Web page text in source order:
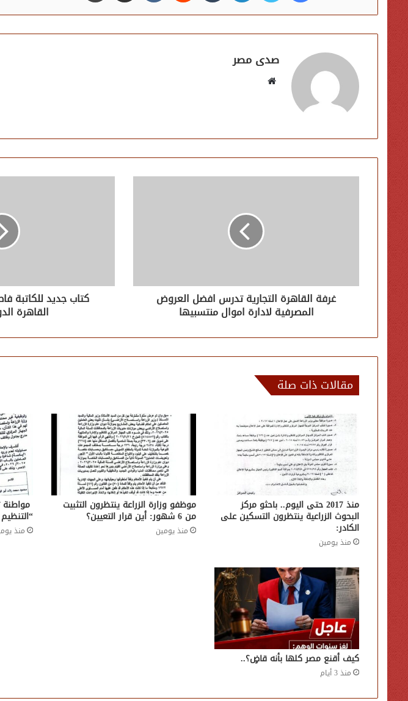
صدى مصر
موقع
غرفة القاهرة التجارية تدرس افضل العروض
المصرفية لادارة اموال منتسبيها
كتاب جديد للكاتبة
القاهرة
مقالات ذات صلة
منذ 2017 حتى اليوم.. باحثو مركز
البحوث الزراعية ينتظرون التسكين على
الكادر:
منذ يومين
موظفو وزارة الزراعة ينتظرون التثبيت
من 6 شهور: أين قرار التعيين؟
منذ يومين
مواطنة
منذ
كيف أقنع مصر كلها بأنه قاضٍ؟..
منذ 3 أيام